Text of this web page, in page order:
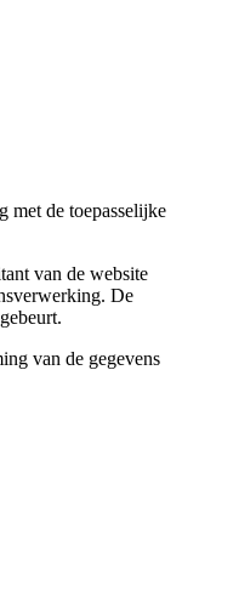
met de toepasselijke
van de website
De
van de gegevens